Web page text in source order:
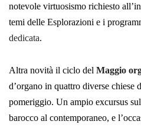
notevole virtuosismo richiesto
temi delle Esplorazioni e i
dedicata.
Altra novità il ciclo del Maggio
d’organo in quattro diverse chiese
pomeriggio. Un ampio excursus
barocco al contemporaneo, e